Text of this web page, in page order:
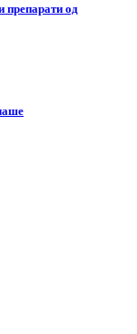
препарати од